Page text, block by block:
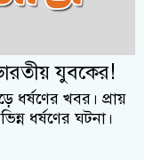
যুবকের!
ধর্ষণের খবর। প্রায়
ধর্ষণের ঘটনা।